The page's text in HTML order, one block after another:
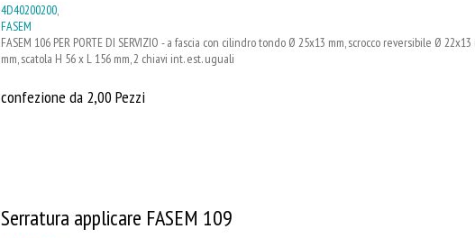
4D40200200,
FASEM
FASEM 106 PER PORTE DI SERVIZIO - a fascia con cilindro tondo Ø 25x13 mm, scrocco reversibile Ø
mm, scatola H 56 x L 156 mm, 2 chiavi int. est. uguali
confezione da 2,00 Pezzi
Serratura applicare FASEM 109